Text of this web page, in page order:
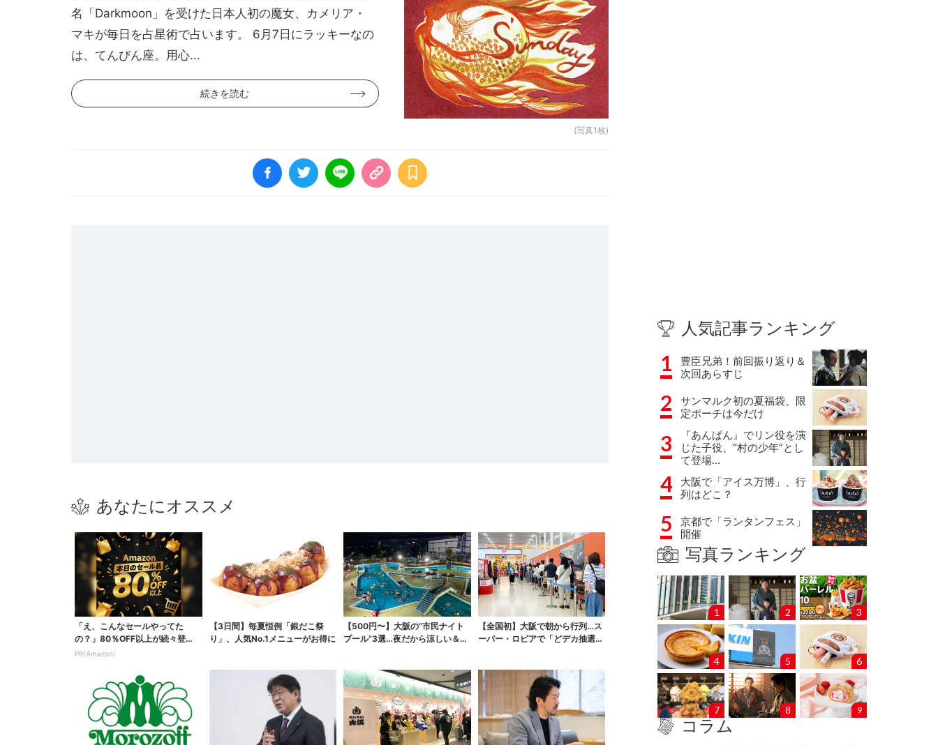
(写真1枚)
名「Darkmoon」を受けた日本人初の魔女、カメリア・
マキが毎日を占星術で占います。 6月7日にラッキーなの
は、てんびん座。用心...
続きを読む
あなたにオススメ
「え、こんなセールやってた
の？」80％OFF以上が続々登
場！Amazonの本気が...
PR(Amazon)
【3日間】毎夏恒例「銀だこ祭
り」、人気No.1メニューがお得に
【500円〜】大阪の“市民ナイト
プール”3選…夜だから涼しい＆コ
【全国初】大阪で朝から行列…ス
ーパー・ロピアで「どデカ抽選
人気記事ランキング
1
豊臣兄弟！前回振り返り＆
次回あらすじ
2
サンマルク初の夏福袋、限
定ポーチは今だけ
3
『あんぱん』でリン役を演
じた子役、“村の少年”とし
て登場…
4
大阪で「アイス万博」、行
列はどこ？
5
京都で「ランタンフェス」
開催
写真ランキング
1 2 3
4 5 6
7 8 9
コラム